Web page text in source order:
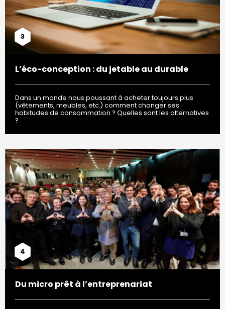
3
L’éco-conception : du jetable au durable
Dans un monde nous poussant à acheter toujours plus
(vêtements, meubles, etc.) comment changer ses
habitudes de consommation ? Quelles sont les alternatives
?
4
Du micro prêt à l’entreprenariat